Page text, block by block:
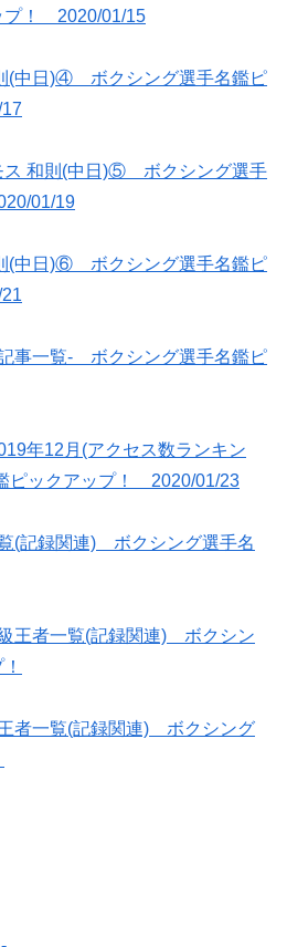
プ！ 2020/01/15
(中日)④ ボクシング選手名鑑ピ
和則(中日)⑤ ボクシング選手
01/19
(中日)⑥ ボクシング選手名鑑ピ
事一覧- ボクシング選手名鑑ピ
年12月(アクセス数ランキン
ピックアップ！ 2020/01/23
(記録関連) ボクシング選手名
王者一覧(記録関連) ボクシン
者一覧(記録関連) ボクシング